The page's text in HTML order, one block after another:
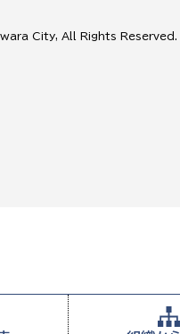
City, All Rights Reserved.